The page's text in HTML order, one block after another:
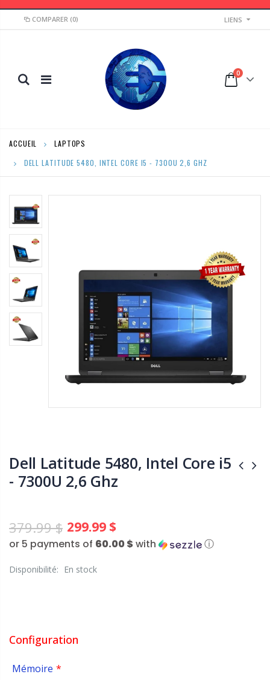
COMPARER (0) LIENS
0
ACCUEIL
LAPTOPS
DELL LATITUDE 5480, INTEL CORE I5 - 7300U 2,6 GHZ
Dell Latitude 5480, Intel Core i5
- 7300U 2,6 Ghz
379.99 $ 299.99 $
or 5 payments of 60.00 $with ⓘ
Disponibilité: En stock
Configuration
Mémoire